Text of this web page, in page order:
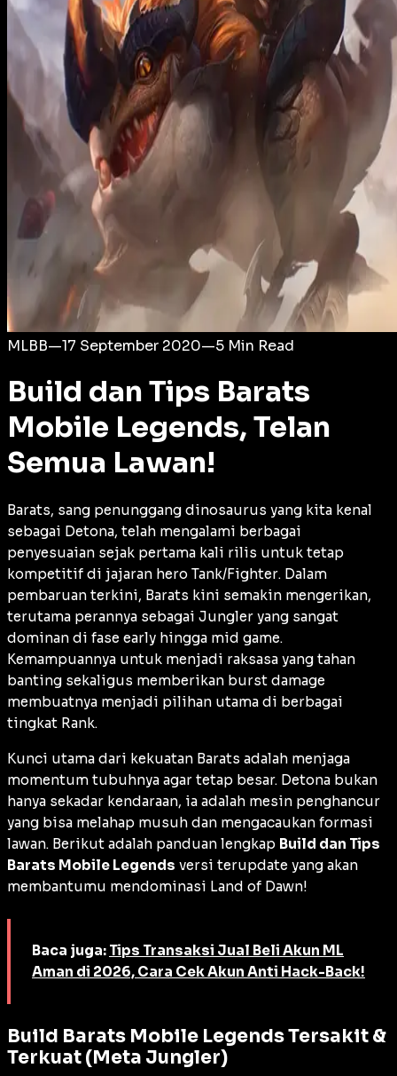
Login
MLBB—17 September 2020—5 Min Read
Build dan Tips Barats
Mobile Legends, Telan
Semua Lawan!
Barats, sang penunggang dinosaurus yang kita kenal
sebagai Detona, telah mengalami berbagai
penyesuaian sejak pertama kali rilis untuk tetap
kompetitif di jajaran hero Tank/Fighter. Dalam
pembaruan terkini, Barats kini semakin mengerikan,
terutama perannya sebagai Jungler yang sangat
dominan di fase early hingga mid game.
Kemampuannya untuk menjadi raksasa yang tahan
banting sekaligus memberikan burst damage
membuatnya menjadi pilihan utama di berbagai
tingkat Rank.
Kunci utama dari kekuatan Barats adalah menjaga
momentum tubuhnya agar tetap besar. Detona bukan
hanya sekadar kendaraan, ia adalah mesin penghancur
yang bisa melahap musuh dan mengacaukan formasi
lawan. Berikut adalah panduan lengkap Build dan Tips
Barats Mobile Legends versi terupdate yang akan
membantumu mendominasi Land of Dawn!
Baca juga: Tips Transaksi Jual Beli Akun ML
Aman di 2026, Cara Cek Akun Anti Hack-Back!
Build Barats Mobile Legends Tersakit &
Terkuat (Meta Jungler)